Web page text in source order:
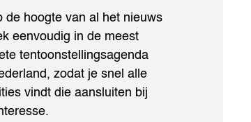
de hoogte van al het nieuws
eenvoudig in de meest
tentoonstellingsagenda
zodat je snel alle
vindt die aansluiten bij